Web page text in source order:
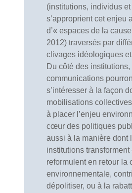
(institutions, individus
s’approprient cet enjeu
d’« espaces de la
2012) traversés par
clivages idéologiques
Du côté des institutions,
communications
s’intéresser à la façon
mobilisations
à placer l’enjeu
cœur des politiques
aussi à la manière dont
institutions transforment
reformulent en retour la
environnementale,
dépolitiser, ou à la